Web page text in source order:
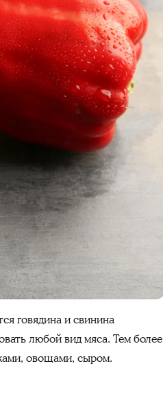
говядина и свинина
любой вид мяса. Тем более
овощами, сыром.